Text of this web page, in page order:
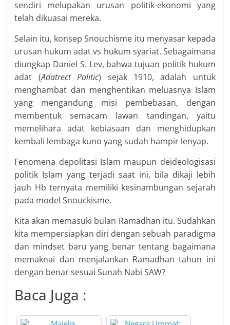
sendiri melupakan urusan politik-ekonomi yang
telah dikuasai mereka.
Selain itu, konsep Snouchisme itu menyasar kepada
urusan hukum adat vs hukum syariat. Sebagaimana
diungkap Daniel S. Lev, bahwa tujuan politik hukum
adat (Adatrect Politic) sejak 1910, adalah untuk
menghambat dan menghentikan meluasnya Islam
yang mengandung misi pembebasan, dengan
membentuk semacam lawan tandingan, yaitu
memelihara adat kebiasaan dan menghidupkan
kembali lembaga kuno yang sudah hampir lenyap.
Fenomena depolitasi Islam maupun deideologisasi
politik Islam yang terjadi saat ini, bila dikaji lebih
jauh Hb ternyata memiliki kesinambungan sejarah
pada model Snouckisme.
Kita akan memasuki bulan Ramadhan itu. Sudahkan
kita mempersiapkan diri dengan sebuah paradigma
dan mindset baru yang benar tentang bagaimana
memaknai dan menjalankan Ramadhan tahun ini
dengan benar sesuai Sunah Nabi SAW?
Baca Juga :